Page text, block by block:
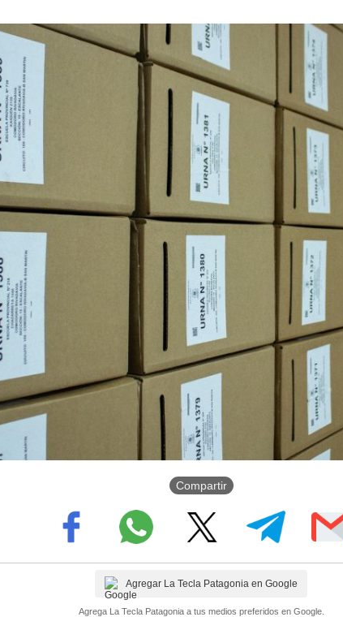
Compartir
Agregar La Tecla Patagonia en Google
Agrega La Tecla Patagonia a tus medios preferidos en Google.